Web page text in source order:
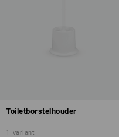
Toiletborstelhouder
1 variant